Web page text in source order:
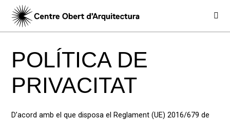
POLÍTICA DE
PRIVACITAT
D’acord amb el que disposa el Reglament (UE) 2016/679 de